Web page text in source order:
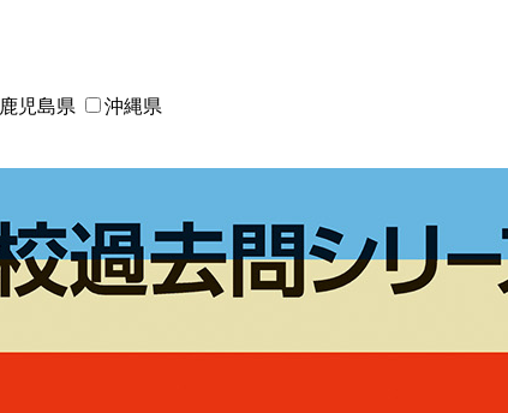
鹿児島県 沖縄県